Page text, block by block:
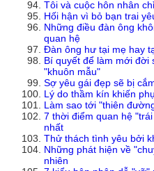
Tôi và cuộc hôn nhân
Hối hận vì bỏ bạn trai
Những điều đàn ông
quan hệ
Đàn ông hư tại mẹ hay
Bí quyết để làm mới đời
"khuôn mẫu"
Sợ yêu gái đẹp sẽ bị
Lý do thầm kín khiến
Làm sao tới "thiên
7 thời điểm quan hệ
nhất
Thử thách tình yêu bởi
Những phát hiện về
nhiên